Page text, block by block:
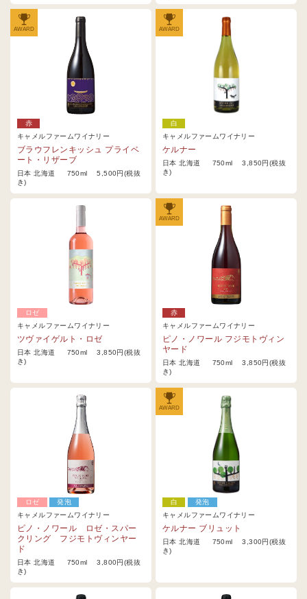
AWARD
赤
キャメルファームワイナリー
ブラウフレンキッシュ プライベ
ート・リザーブ
日本 北海道 750ml 5,500円(税抜
き)
AWARD
白
キャメルファームワイナリー
ケルナー
日本 北海道 750ml 3,850円(税抜
き)
ロゼ
キャメルファームワイナリー
ツヴァイゲルト・ロゼ
日本 北海道 750ml 3,850円(税抜
き)
AWARD
赤
キャメルファームワイナリー
ピノ・ノワール フジモトヴィン
ヤード
日本 北海道 750ml 3,850円(税抜
き)
ロゼ
発泡
キャメルファームワイナリー
ピノ・ノワール ロゼ・スパー
クリング フジモトヴィンヤー
ド
日本 北海道 750ml 3,800円(税抜
き)
AWARD
白
発泡
キャメルファームワイナリー
ケルナー ブリュット
日本 北海道 750ml 3,300円(税抜
き)